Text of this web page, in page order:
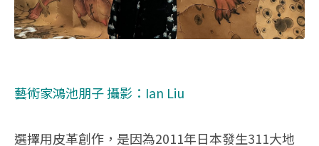
藝術家鴻池朋子 攝影：Ian Liu
選擇用皮革創作，是因為2011年日本發生311大地